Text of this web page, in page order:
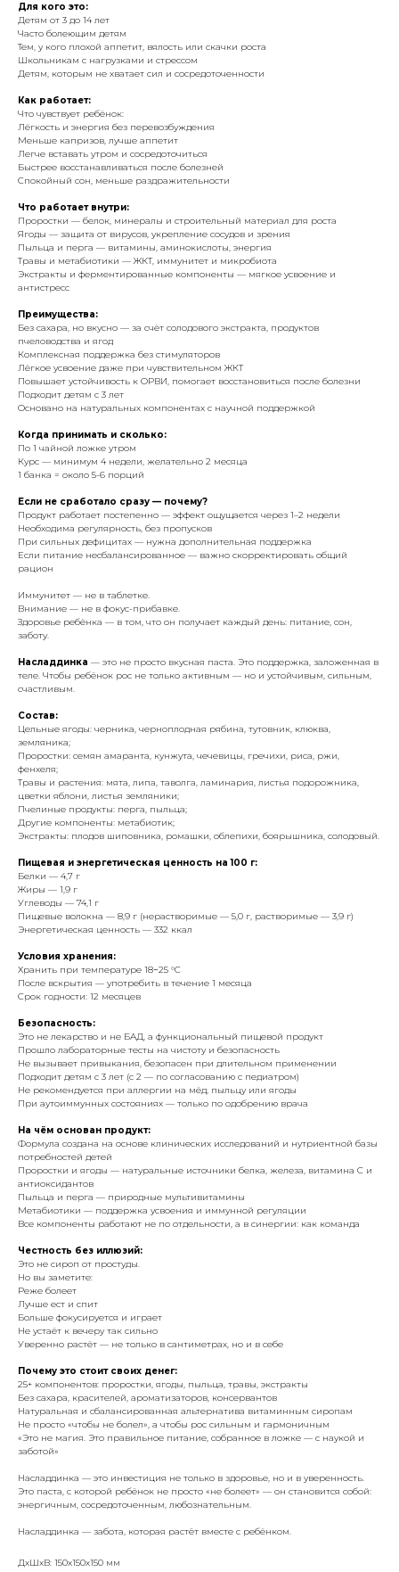
Для кого это:
Детям от 3 до 14 лет
Часто болеющим детям
Тем, у кого плохой аппетит, вялость или скачки роста
Школьникам с нагрузками и стрессом
Детям, которым не хватает сил и сосредоточенности
Как работает:
Что чувствует ребёнок:
Лёгкость и энергия без перевозбуждения
Меньше капризов, лучше аппетит
Легче вставать утром и сосредоточиться
Быстрее восстанавливаться после болезней
Спокойный сон, меньше раздражительности
Что работает внутри:
Проростки — белок, минералы и строительный материал для роста
Ягоды — защита от вирусов, укрепление сосудов и зрения
Пыльца и перга — витамины, аминокислоты, энергия
Травы и метабиотики — ЖКТ, иммунитет и микробиота
Экстракты и ферментированные компоненты — мягкое усвоение и
антистресс
Преимущества:
Без сахара, но вкусно — за счёт солодового экстракта, продуктов
пчеловодства и ягод
Комплексная поддержка без стимуляторов
Лёгкое усвоение даже при чувствительном ЖКТ
Повышает устойчивость к ОРВИ, помогает восстановиться после болезни
Подходит детям с 3 лет
Основано на натуральных компонентах с научной поддержкой
Когда принимать и сколько:
По 1 чайной ложке утром
Курс — минимум 4 недели, желательно 2 месяца
1 банка = около 5-6 порций
Если не сработало сразу — почему?
Продукт работает постепенно — эффект ощущается через 1–2 недели
Необходима регулярность, без пропусков
При сильных дефицитах — нужна дополнительная поддержка
Если питание несбалансированное — важно скорректировать общий
рацион
Иммунитет — не в таблетке.
Внимание — не в фокус-прибавке.
Здоровье ребёнка — в том, что он получает каждый день: питание, сон,
заботу.
Насладдинка — это не просто вкусная паста. Это поддержка, заложенная в
теле. Чтобы ребёнок рос не только активным — но и устойчивым, сильным,
счастливым.
Состав:
Цельные ягоды: черника, черноплодная рябина, тутовник, клюква,
земляника;
Проростки: семян амаранта, кунжута, чечевицы, гречихи, риса, ржи,
фенхеля;
Травы и растения: мята, липа, таволга, ламинария, листья подорожника,
цветки яблони, листья земляники;
Пчелиные продукты: перга, пыльца;
Другие компоненты: метабиотик;
Экстракты: плодов шиповника, ромашки, облепихи, боярышника, солодовый.
Пищевая и энергетическая ценность на 100 г:
Белки — 4,7 г
Жиры — 1,9 г
Углеводы — 74,1 г
Пищевые волокна — 8,9 г (нерастворимые — 5,0 г, растворимые — 3,9 г)
Энергетическая ценность — 332 ккал
Условия хранения:
Хранить при температуре 18−25 °C
После вскрытия — употребить в течение 1 месяца
Срок годности: 12 месяцев
Безопасность:
Это не лекарство и не БАД, а функциональный пищевой продукт
Прошло лабораторные тесты на чистоту и безопасность
Не вызывает привыкания, безопасен при длительном применении
Подходит детям с 3 лет (с 2 — по согласованию с педиатром)
Не рекомендуется при аллергии на мёд, пыльцу или ягоды
При аутоиммунных состояниях — только по одобрению врача
На чём основан продукт:
Формула создана на основе клинических исследований и нутриентной базы
потребностей детей
Проростки и ягоды — натуральные источники белка, железа, витамина C и
антиоксидантов
Пыльца и перга — природные мультивитамины
Метабиотики — поддержка усвоения и иммунной регуляции
Все компоненты работают не по отдельности, а в синергии: как команда
Честность без иллюзий:
Это не сироп от простуды.
Но вы заметите:
Реже болеет
Лучше ест и спит
Больше фокусируется и играет
Не устаёт к вечеру так сильно
Уверенно растёт — не только в сантиметрах, но и в себе
Почему это стоит своих денег:
25+ компонентов: проростки, ягоды, пыльца, травы, экстракты
Без сахара, красителей, ароматизаторов, консервантов
Натуральная и сбалансированная альтернатива витаминным сиропам
Не просто «чтобы не болел», а чтобы рос сильным и гармоничным
«Это не магия. Это правильное питание, собранное в ложке — с наукой и
заботой»
Насладдинка — это инвестиция не только в здоровье, но и в уверенность.
Это паста, с которой ребёнок не просто «не болеет» — он становится собой:
энергичным, сосредоточенным, любознательным.
Насладдинка — забота, которая растёт вместе с ребёнком.
ДxШxВ: 150x150x150 мм